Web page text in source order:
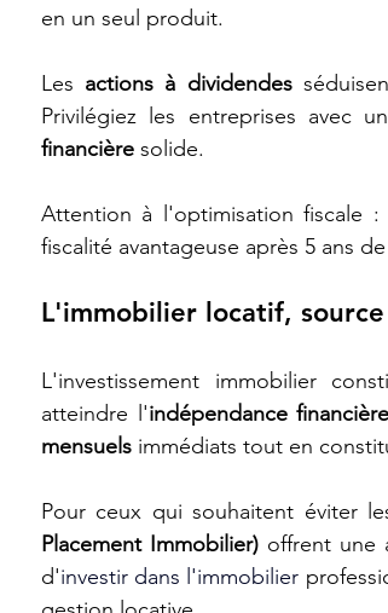
en un seul produit.
Les actions à dividendes
Privilégiez les entreprises avec
financière solide.
Attention à l'optimisation fiscale :
fiscalité avantageuse après 5 ans
L'immobilier locatif,
L'investissement immobilier
atteindre l'indépendance financière
mensuels immédiats tout en
Pour ceux qui souhaitent éviter
Placement Immobilier) offrent une
d'investir dans l'immobilier